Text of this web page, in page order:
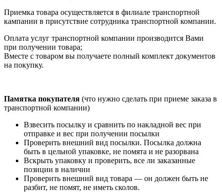
Приемка товара осуществляется в филиале транспортной
кампании в присутствие сотрудника транспортной компании.
Оплата услуг транспортной компании производится Вами
при получении товара;
Вместе с товаром вы получаете полный комплект документов
на покупку.
Памятка покупателя (что нужно сделать при приеме заказа в
транспортной компании)
Взвесить посылку и сравнить по накладной вес при
отправке и вес при получении посылки
Проверить внешний вид посылки. Посылка должна
быть в цельной упаковке, не помята и не разорвана
Вскрыть упаковку и проверить, все ли заказанные
позиции в наличии
Проверить внешний вид товара — он должен быть не
разбит, не помят, не иметь сколов.